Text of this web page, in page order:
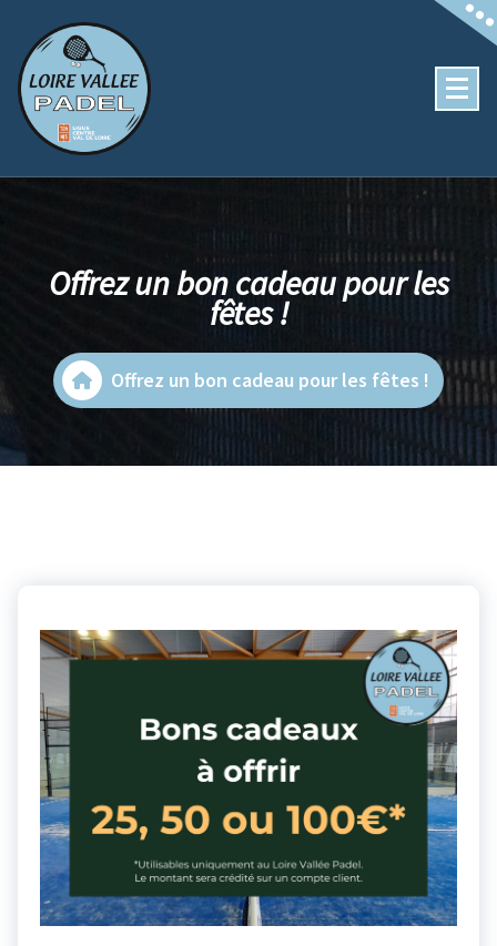
contenu
Offrez un bon cadeau pour les
fêtes !
Offrez un bon cadeau pour les fêtes !